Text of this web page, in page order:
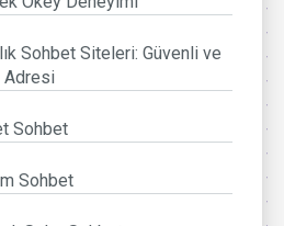
Sohbet Siteleri: Güvenli ve
Adresi
Sohbet
Sohbet